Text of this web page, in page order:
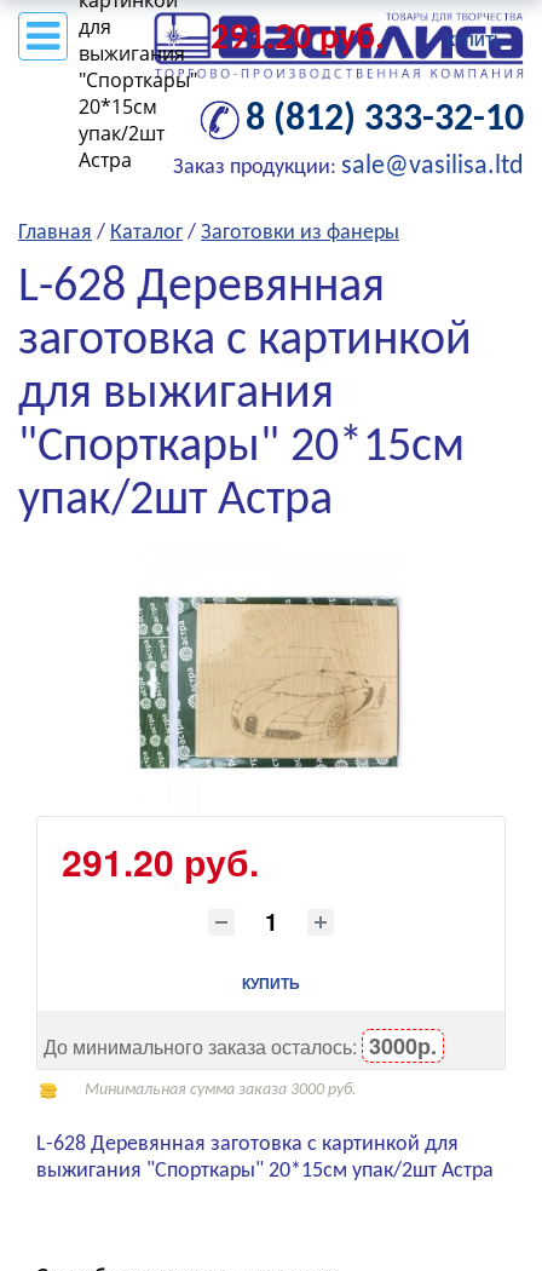
8 (812) 333-32-10
Заказ продукции: sale@vasilisa.ltd
Главная / Каталог / Заготовки из фанеры
L-628 Деревянная
заготовка с картинкой
для выжигания
"Спорткары" 20*15см
упак/2шт Астра
291.20 руб.
КУПИТЬ
До минимального заказа осталось: 3000р.
Минимальная сумма заказа 3000 руб.
L-628 Деревянная заготовка с картинкой для
выжигания "Спорткары" 20*15см упак/2шт Астра
для
выжигания
"Спорткары"
20*15см
упак/2шт
Астра
291.20 руб. КУПИТЬ